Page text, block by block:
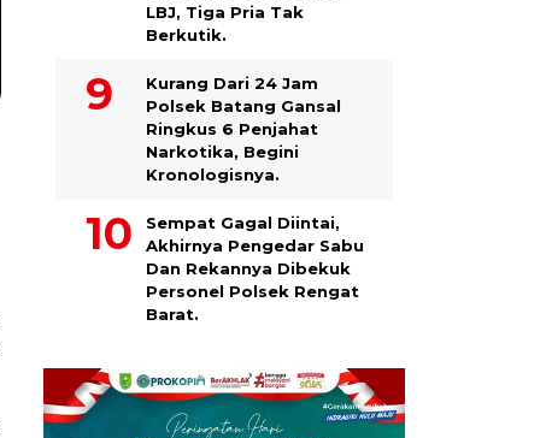
LBJ, Tiga Pria Tak
Berkutik.
Kurang Dari 24 Jam
Polsek Batang Gansal
Ringkus 6 Penjahat
Narkotika, Begini
Kronologisnya.
Sempat Gagal Diintai,
Akhirnya Pengedar Sabu
Dan Rekannya Dibekuk
Personel Polsek Rengat
Barat.